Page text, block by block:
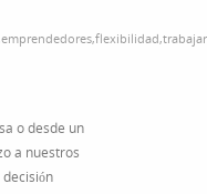
emprendedores,flexibilidad,trabajar
o desde un
a nuestros